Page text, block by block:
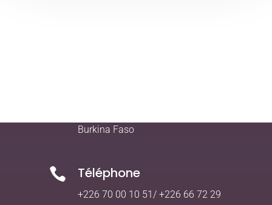
Burkina Faso
 Téléphone
+226 70 00 10 51/ +226 66 72 29